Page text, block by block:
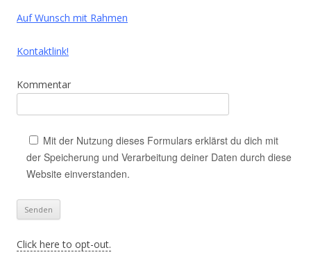
Auf Wunsch mit Rahmen
Kontaktlink!
Kommentar
Mit der Nutzung dieses Formulars erklärst du dich mit
der Speicherung und Verarbeitung deiner Daten durch diese
Website einverstanden.
Click here to opt-out.